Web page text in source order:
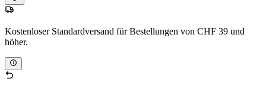
Kostenloser Standardversand für Bestellungen von CHF 39 und
höher.